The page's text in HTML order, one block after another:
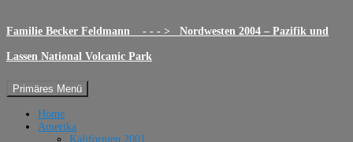
Familie Becker Feldmann - - - > Nordwesten 2004 – Pazifik und
Lassen National Volcanic Park
Suchen
Primäres Menü Zum
Inhalt
Home
Amerika
Kalifornien 2001